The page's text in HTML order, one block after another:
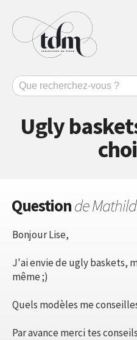
Ugly
Questionde
Bonjour Lise,
J'ai envie de ugly baskets,
même ;)
Quels modèles me
Par avance merci tes